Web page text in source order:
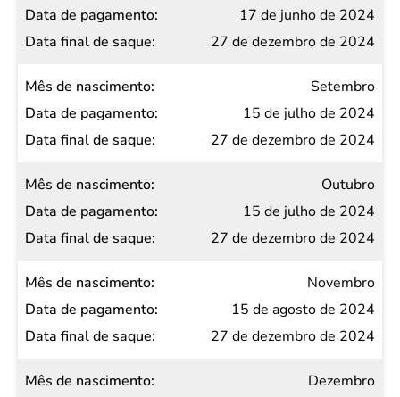
17 de junho de 2024
27 de dezembro de 2024
Setembro
15 de julho de 2024
27 de dezembro de 2024
Outubro
15 de julho de 2024
27 de dezembro de 2024
Novembro
15 de agosto de 2024
27 de dezembro de 2024
Dezembro